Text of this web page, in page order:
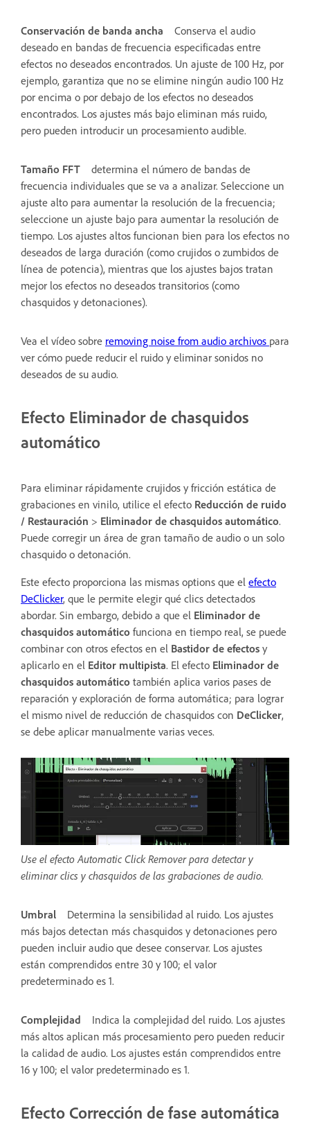
Conservación de banda ancha
Conserva el audio
deseado en bandas de frecuencia especificadas entre
efectos no deseados encontrados. Un ajuste de 100 Hz, por
ejemplo, garantiza que no se elimine ningún audio 100 Hz
por encima o por debajo de los efectos no deseados
encontrados. Los ajustes más bajo eliminan más ruido,
pero pueden introducir un procesamiento audible.
Tamaño FFT
determina el número de bandas de
frecuencia individuales que se va a analizar. Seleccione un
ajuste alto para aumentar la resolución de la frecuencia;
seleccione un ajuste bajo para aumentar la resolución de
tiempo. Los ajustes altos funcionan bien para los efectos no
deseados de larga duración (como crujidos o zumbidos de
línea de potencia), mientras que los ajustes bajos tratan
mejor los efectos no deseados transitorios (como
chasquidos y detonaciones).
Vea el vídeo sobre removing noise from audio archivos para
ver cómo puede reducir el ruido y eliminar sonidos no
deseados de su audio.
Efecto Eliminador de chasquidos
automático
Para eliminar rápidamente crujidos y fricción estática de
grabaciones en vinilo, utilice el efecto Reducción de ruido
/ Restauración > Eliminador de chasquidos automático.
Puede corregir un área de gran tamaño de audio o un solo
chasquido o detonación.
Este efecto proporciona las mismas options que el efecto
DeClicker, que le permite elegir qué clics detectados
abordar. Sin embargo, debido a que el Eliminador de
chasquidos automático funciona en tiempo real, se puede
combinar con otros efectos en el Bastidor de efectos y
aplicarlo en el Editor multipista. El efecto Eliminador de
chasquidos automático también aplica varios pases de
reparación y exploración de forma automática; para lograr
el mismo nivel de reducción de chasquidos con DeClicker,
se debe aplicar manualmente varias veces.
Use el efecto Automatic Click Remover para detectar y
eliminar clics y chasquidos de las grabaciones de audio.
Umbral
Determina la sensibilidad al ruido. Los ajustes
más bajos detectan más chasquidos y detonaciones pero
pueden incluir audio que desee conservar. Los ajustes
están comprendidos entre 30 y 100; el valor
predeterminado es 1.
Complejidad
Indica la complejidad del ruido. Los ajustes
más altos aplican más procesamiento pero pueden reducir
la calidad de audio. Los ajustes están comprendidos entre
16 y 100; el valor predeterminado es 1.
Efecto Corrección de fase automática